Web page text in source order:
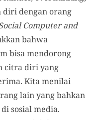
diri dengan orang
Computer and
bahwa
bisa mendorong
citra diri yang
Kita menilai
lain yang bahkan
sosial media.